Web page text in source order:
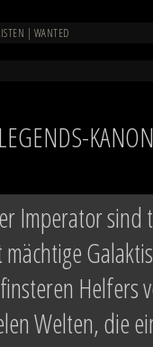
| WANTED
Imperator
Helfers
Welten, die